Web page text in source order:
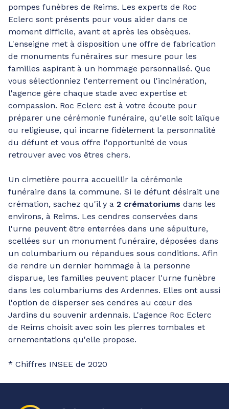
pompes funèbres de Reims. Les experts de Roc
Eclerc sont présents pour vous aider dans ce
moment difficile, avant et après les obsèques.
L'enseigne met à disposition une offre de fabrication
de monuments funéraires sur mesure pour les
familles aspirant à un hommage personnalisé. Que
vous sélectionniez l'enterrement ou l'incinération,
l'agence gère chaque stade avec expertise et
compassion. Roc Eclerc est à votre écoute pour
préparer une cérémonie funéraire, qu'elle soit laïque
ou religieuse, qui incarne fidèlement la personnalité
du défunt et vous offre l'opportunité de vous
retrouver avec vos êtres chers.
Un cimetière pourra accueillir la cérémonie
funéraire dans la commune. Si le défunt désirait une
crémation, sachez qu'il y a 2 crématoriums dans les
environs, à Reims. Les cendres conservées dans
l'urne peuvent être enterrées dans une sépulture,
scellées sur un monument funéraire, déposées dans
un columbarium ou répandues sous conditions. Afin
de rendre un dernier hommage à la personne
disparue, les familles peuvent placer l'urne funèbre
dans les columbariums des Ardennes. Elles ont aussi
l'option de disperser ses cendres au cœur des
Jardins du souvenir ardennais. L'agence Roc Eclerc
de Reims choisit avec soin les pierres tombales et
ornementations qu'elle propose.
* Chiffres INSEE de 2020